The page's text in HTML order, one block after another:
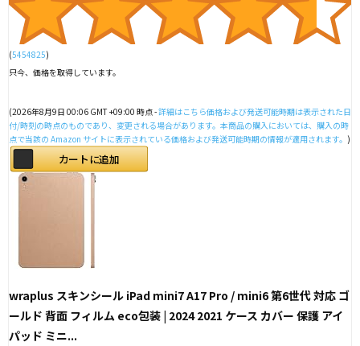
(5454825)
只今、価格を取得しています。
(2026年8月9日 00:06 GMT +09:00 時点 -詳細はこちら価格および発送可能時期は表示された日
付/時刻の時点のものであり、変更される場合があります。本商品の購入においては、購入の時
点で当該の Amazon サイトに表示されている価格および発送可能時期の情報が適用されます。 )
カートに追加
wraplus スキンシール iPad mini7 A17 Pro / mini6 第6世代 対応 ゴ
ールド 背面 フィルム eco包装 | 2024 2021 ケース カバー 保護 アイ
パッド ミニ...